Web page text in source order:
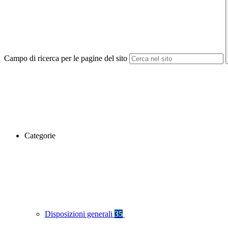
Campo di ricerca per le pagine del sito
Categorie
Disposizioni generali 35